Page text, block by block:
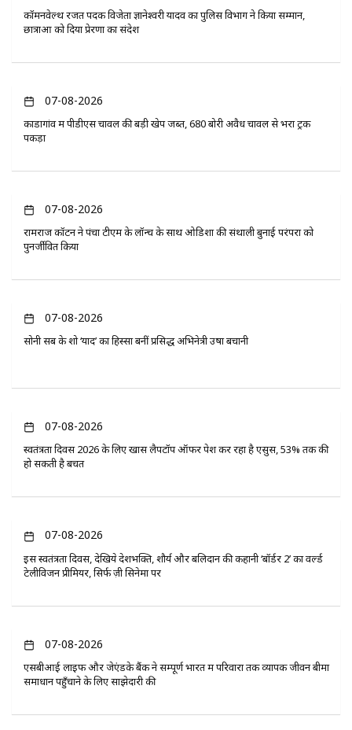
कॉमनवेल्थ रजत पदक विजेता ज्ञानेश्वरी यादव का पुलिस विभाग ने किया सम्मान,
छात्राओं को दिया प्रेरणा का संदेश
07-08-2026
कोंडागांव में पीडीएस चावल की बड़ी खेप जब्त, 680 बोरी अवैध चावल से भरा ट्रक
पकड़ा
07-08-2026
रामराज कॉटन ने पंचा टीएम के लॉन्च के साथ ओडिशा की संथाली बुनाई परंपरा को
पुनर्जीवित किया
07-08-2026
सोनी सब के शो ‘यादें’ का हिस्सा बनीं प्रसिद्ध अभिनेत्री उषा बचानी
07-08-2026
स्वतंत्रता दिवस 2026 के लिए खास लैपटॉप ऑफर पेश कर रहा है एसुस, 53% तक की
हो सकती है बचत
07-08-2026
इस स्वतंत्रता दिवस, देखिये देशभक्ति, शौर्य और बलिदान की कहानी ‘बॉर्डर 2’ का वर्ल्ड
टेलीविजन प्रीमियर, सिर्फ ज़ी सिनेमा पर
07-08-2026
एसबीआई लाइफ और जेएंडके बैंक ने सम्पूर्ण भारत में परिवारों तक व्यापक जीवन बीमा
समाधान पहुँचाने के लिए साझेदारी की